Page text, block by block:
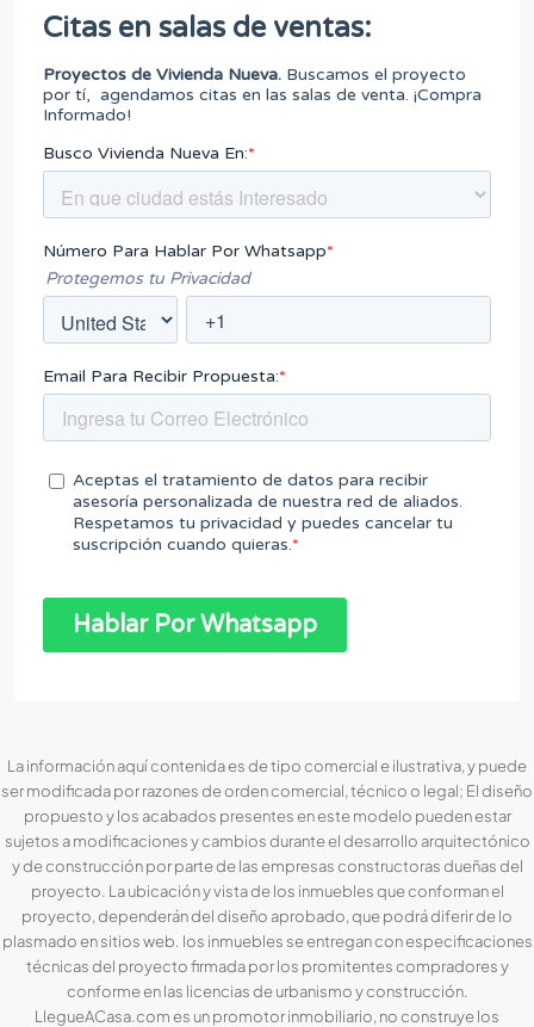
La información aquí contenida es de tipo comercial e ilustrativa, y puede
ser modificada por razones de orden comercial, técnico o legal; El diseño
propuesto y los acabados presentes en este modelo pueden estar
sujetos a modificaciones y cambios durante el desarrollo arquitectónico
y de construcción por parte de las empresas constructoras dueñas del
proyecto. La ubicación y vista de los inmuebles que conforman el
proyecto, dependerán del diseño aprobado, que podrá diferir de lo
plasmado en sitios web. los inmuebles se entregan con especificaciones
técnicas del proyecto firmada por los promitentes compradores y
conforme en las licencias de urbanismo y construcción.
LlegueACasa.com es un promotor inmobiliario, no construye los